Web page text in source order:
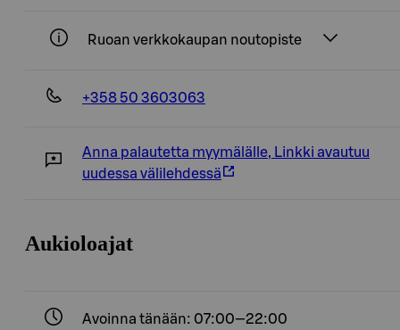
Ruoan verkkokaupan noutopiste
+358 50 3603063
Anna palautetta myymälälle, Linkki avautuu
uudessa välilehdessä
Aukioloajat
Avoinna tänään: 07:00—22:00